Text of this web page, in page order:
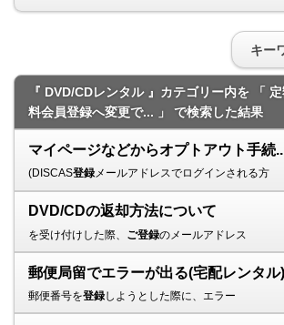
キー
『 DVD/CDレンタル 』カテゴリー内を 「
料会員登録へ変更で... 」 で検索した結果
マイページなどからオプトアウト手続
(DISCAS登録メールアドレスでログインされる方
DVD/CDの返却方法について
を受け付けした際、 ご登録のメールアドレス
郵便局留でエラーが出る(宅配レンタル)
郵便番号を登録しようとした際に、エラー